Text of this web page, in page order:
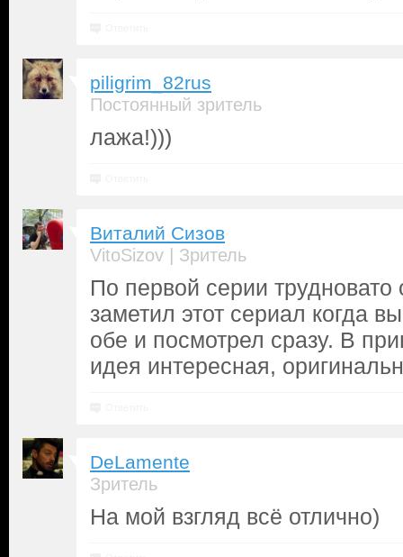
piligrim_82rus
Постоянный зритель
лажа!)))
Виталий Сизов
VitoSizov | Зритель
По первой серии трудновато
заметил этот сериал когда
обе и посмотрел сразу. В
идея интересная,
DeLamente
Зритель
На мой взгляд всё отлично)